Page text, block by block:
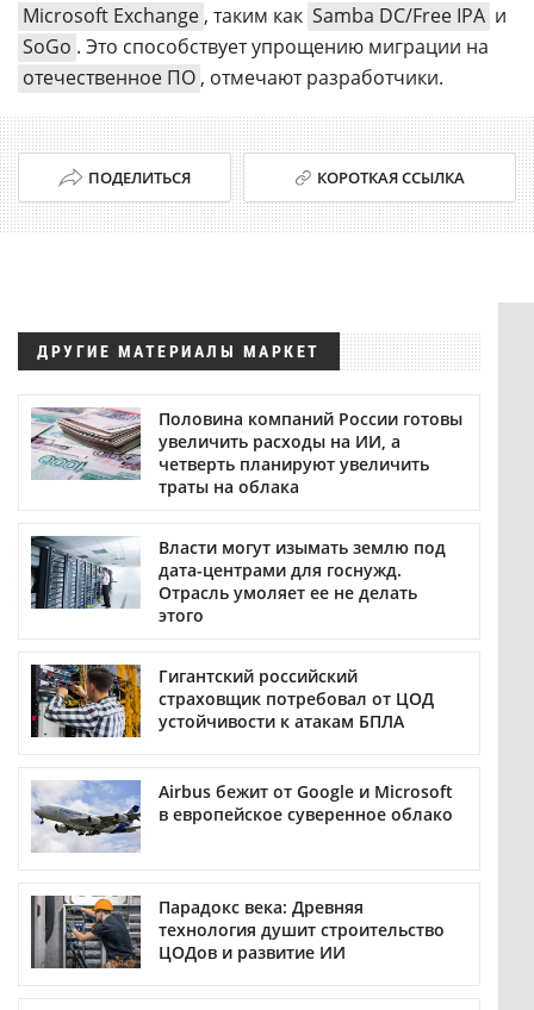
Microsoft Exchange, таким как Samba DC/Free IPA и
SoGo . Это способствует упрощению миграции на
отечественное ПО, отмечают разработчики.
ПОДЕЛИТЬСЯ КОРОТКАЯ ССЫЛКА
ДРУГИЕ МАТЕРИАЛЫ МАРКЕТ
Половина компаний России готовы
увеличить расходы на ИИ, а
четверть планируют увеличить
траты на облака
Власти могут изымать землю под
дата-центрами для госнужд.
Отрасль умоляет ее не делать
этого
Гигантский российский
страховщик потребовал от ЦОД
устойчивости к атакам БПЛА
Airbus бежит от Google и Microsoft
в европейское суверенное облако
Парадокс века: Древняя
технология душит строительство
ЦОДов и развитие ИИ